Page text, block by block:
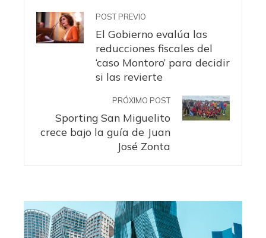
POST PREVIO
El Gobierno evalúa las
reducciones fiscales del
‘caso Montoro’ para decidir
si las revierte
PRÓXIMO POST
Sporting San Miguelito
crece bajo la guía de Juan
José Zonta